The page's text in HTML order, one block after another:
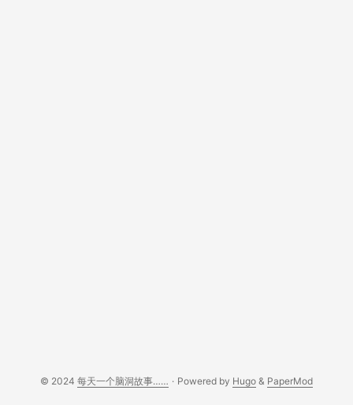
© 2024 每天一个脑洞故事…… · Powered by Hugo & PaperMod